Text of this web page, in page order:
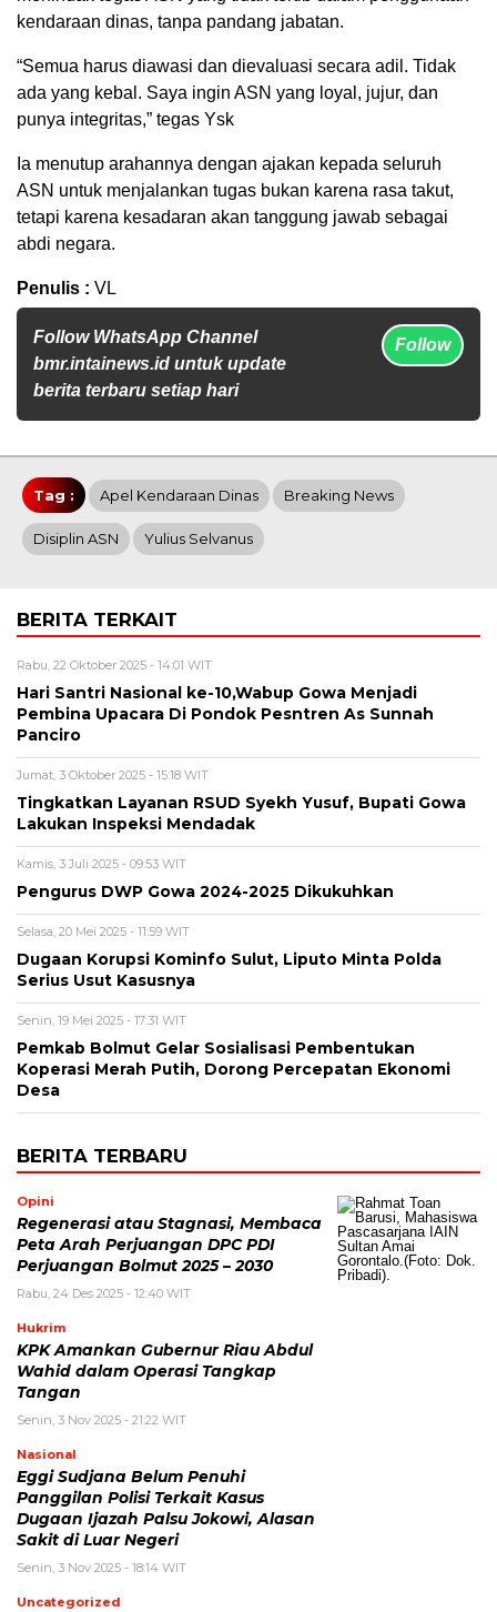
kendaraan dinas, tanpa pandang jabatan.
“Semua harus diawasi dan dievaluasi secara adil. Tidak
ada yang kebal. Saya ingin ASN yang loyal, jujur, dan
punya integritas,” tegas Ysk
Ia menutup arahannya dengan ajakan kepada seluruh
ASN untuk menjalankan tugas bukan karena rasa takut,
tetapi karena kesadaran akan tanggung jawab sebagai
abdi negara.
Penulis : VL
Follow WhatsApp Channel
bmr.intainews.id untuk update
berita terbaru setiap hari
Follow
Tag : Apel Kendaraan Dinas Breaking News
Disiplin ASN Yulius Selvanus
BERITA TERKAIT
Rabu, 22 Oktober 2025 - 14:01 WIT
Hari Santri Nasional ke-10,Wabup Gowa Menjadi
Pembina Upacara Di Pondok Pesntren As Sunnah
Panciro
Jumat, 3 Oktober 2025 - 15:18 WIT
Tingkatkan Layanan RSUD Syekh Yusuf, Bupati Gowa
Lakukan Inspeksi Mendadak
Kamis, 3 Juli 2025 - 09:53 WIT
Pengurus DWP Gowa 2024-2025 Dikukuhkan
Selasa, 20 Mei 2025 - 11:59 WIT
Dugaan Korupsi Kominfo Sulut, Liputo Minta Polda
Serius Usut Kasusnya
Senin, 19 Mei 2025 - 17:31 WIT
Pemkab Bolmut Gelar Sosialisasi Pembentukan
Koperasi Merah Putih, Dorong Percepatan Ekonomi
Desa
BERITA TERBARU
Opini
Regenerasi atau Stagnasi, Membaca
Peta Arah Perjuangan DPC PDI
Perjuangan Bolmut 2025 – 2030
Rabu, 24 Des 2025 - 12:40 WIT
Hukrim
KPK Amankan Gubernur Riau Abdul
Wahid dalam Operasi Tangkap
Tangan
Senin, 3 Nov 2025 - 21:22 WIT
Nasional
Eggi Sudjana Belum Penuhi
Panggilan Polisi Terkait Kasus
Dugaan Ijazah Palsu Jokowi, Alasan
Sakit di Luar Negeri
Senin, 3 Nov 2025 - 18:14 WIT
Uncategorized